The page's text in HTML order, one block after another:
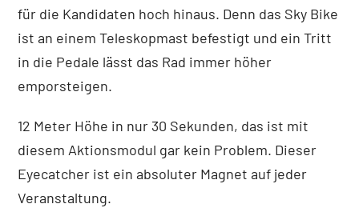
für die Kandidaten hoch hinaus. Denn das Sky Bike
ist an einem Teleskopmast befestigt und ein Tritt
in die Pedale lässt das Rad immer höher
emporsteigen.
12 Meter Höhe in nur 30 Sekunden, das ist mit
diesem Aktionsmodul gar kein Problem. Dieser
Eyecatcher ist ein absoluter Magnet auf jeder
Veranstaltung.